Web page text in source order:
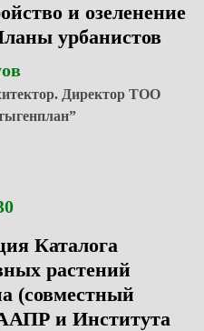
и озеленение
урбанистов
Директор ТОО
Каталога
растений
(совместный
и Института